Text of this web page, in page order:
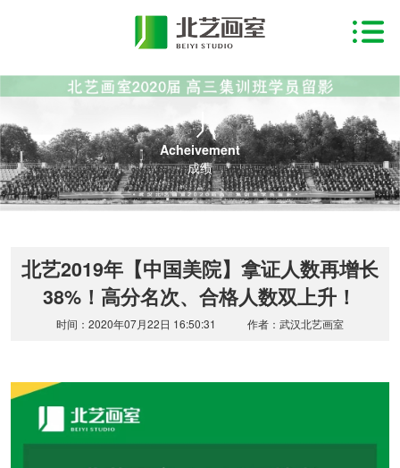
Acheivement
成绩
北艺2019年【中国美院】拿证人数再增长
38%！高分名次、合格人数双上升！
时间：2020年07月22日 16:50:31 作者：武汉北艺画室